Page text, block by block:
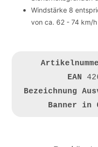
Windstärke 8
von ca. 62 - 74 km/h
EAN
Bezeichnung
Banner in